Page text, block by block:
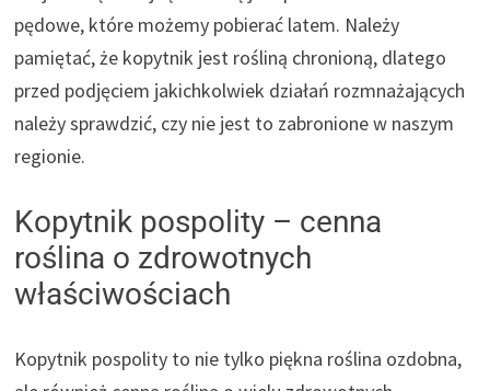
pędowe, które możemy pobierać latem. Należy
pamiętać, że kopytnik jest rośliną chronioną, dlatego
przed podjęciem jakichkolwiek działań rozmnażających
należy sprawdzić, czy nie jest to zabronione w naszym
regionie.
Kopytnik pospolity – cenna
roślina o zdrowotnych
właściwościach
Kopytnik pospolity to nie tylko piękna roślina ozdobna,